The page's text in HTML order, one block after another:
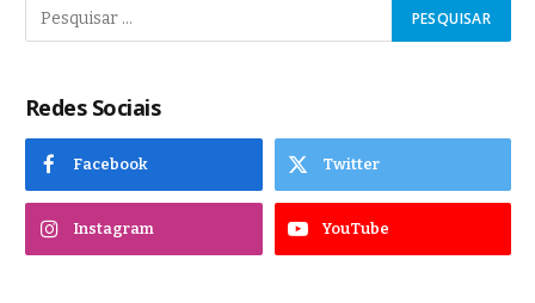
Redes Sociais
Facebook Twitter
Instagram YouTube